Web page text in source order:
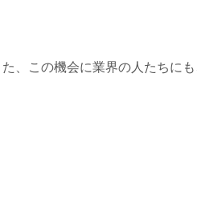
、この機会に業界の人たちに